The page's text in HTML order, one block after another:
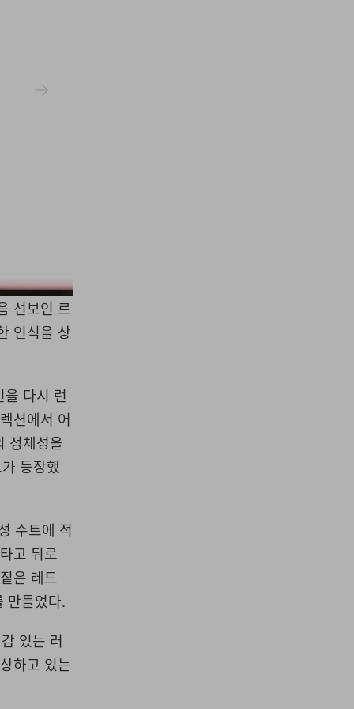
Runway.com
선보인 르
인식을 상
다시 런
션에서 어
정체성을
등장했
수트에 적
고 뒤로
은 레드
만들었다.
있는 러
하고 있는